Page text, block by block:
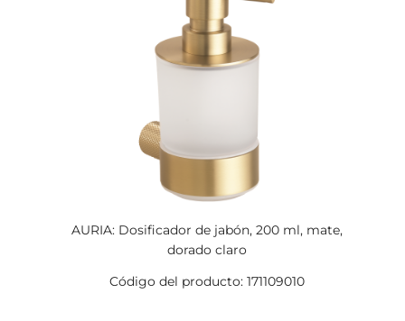
AURIA: Dosificador de jabón, 200 ml, mate,
dorado claro
Código del producto: 171109010